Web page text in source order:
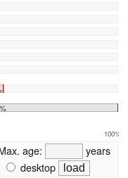
100%
age:
years
desktop